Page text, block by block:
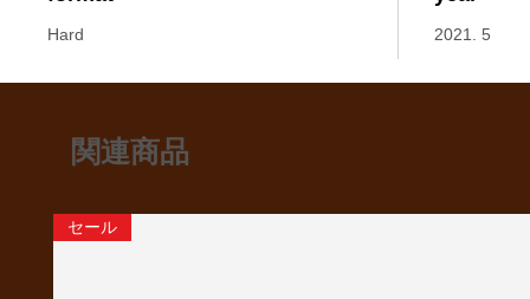
Hard 2021. 5
関連商品
セール